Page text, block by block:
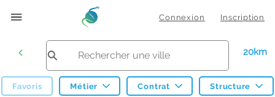
Connexion Inscription
20km
Favoris Métier Contrat Structure